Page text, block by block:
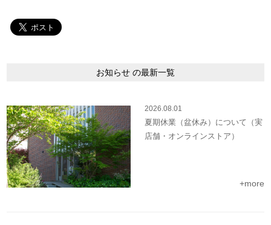
お知らせ の最新一覧
2026.08.01
夏期休業（盆休み）について（実
店舗・オンラインストア）
+more